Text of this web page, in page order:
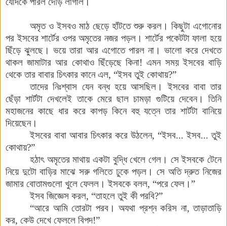
অমৃত ও ইসবও মাঠ ছেড়ে হাঁটতে শুরু করল । কিছুটা এগোনোর
পর ইসবের শার্টের ওপর অমৃতের নজর পড়ল। শার্টের পকেটটা ফালা হয়ে
ছিঁড়ে ঝুলছে । ভয়ে তারা আর এগোতে পারল না । ভালো করে দেখতে
থাকল জামাটার আর কোথাও ছিঁড়েছে কিনা!এমন সময় ইসবের বাড়ি
থেকে তার বাবার চিৎকার কানে এল, “ইসব তুই কোথায়?”
তাদের নিঃশ্বাস যেন বন্ধ হয়ে আসছিল । ইসবের বাবা তার
ছেঁড়া শার্টটা দেখলেই তাকে মেরে ছাল চামড়া গুটিয়ে দেবেন।
তিনি
মহাজনের কাছে ধার করে কাপড় কিনে বহু যত্নে তার শার্টটা বানিয়ে
দিয়েছেন।
ইসবের বাবা আবার চিৎকার করে উঠলেন, “ইসব... ইসব... তুই
কোথায়?”
হঠাৎ অমৃতের মাথায় একটা বুদ্ধি খেলে গেল । সে ইসবকে টেনে
নিয়ে দুটো বাড়ির মাঝে সরু গলিতে ঢুকে পড়ল । সে অতি দ্রুত নিজের
জামার বোতামগুলো খুলে ফেলল । ইসবকে বলল, “পরে ফেল ।”
ইসব জিজ্ঞেস করল, “তাহলে তুই কী পরবি?”
“আরে আমি তোরটা পরব। অযথা প্রশ্ন করিস না,তাড়াতাড়ি
কর, কেউ দেখে ফেললে বিপদ!”